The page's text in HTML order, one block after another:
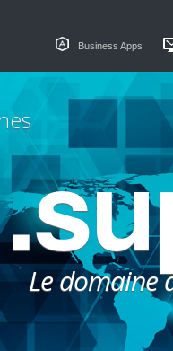
Business Apps
Le domaine